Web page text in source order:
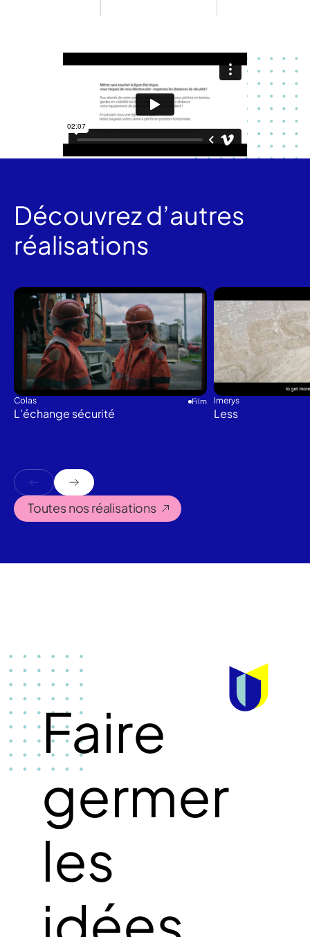
Découvrez d’autres
réalisations
Colas Film
L’échange sécurité
Imerys
Less
Toutes nos réalisations
Faire
germer
les